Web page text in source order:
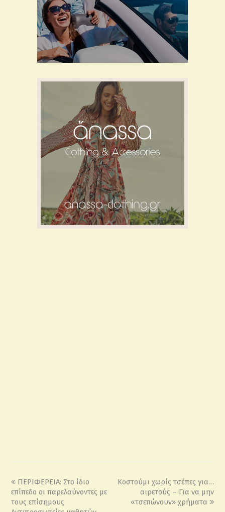
ΠΕΡΙΦΕΡΕΙΑ: Στο ίδιο
επίπεδο οι παρελαύνοντες με
τους επίσημους
Κοστούμι χωρίς τσέπες για…
αιρετούς – Για να μην
«τσεπώνουν» χρήματα